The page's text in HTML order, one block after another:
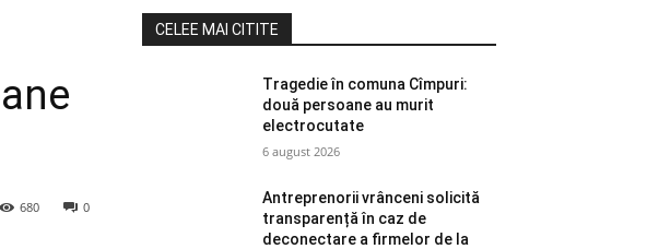
0
680
CELEE MAI CITITE
Tragedie în comuna Cîmpuri:
două persoane au murit
electrocutate
6 august 2026
Antreprenorii vrânceni solicită
transparență în caz de
deconectare a firmelor de la